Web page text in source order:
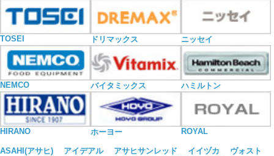
TOSEI ドリマックス ニッセイ
NEMCO バイタミックス ハミルトン
HIRANO ホーヨー ROYAL
ASAHI(アサヒ) アイデアル アサヒサンレッド イイヅカ
ヴォスト